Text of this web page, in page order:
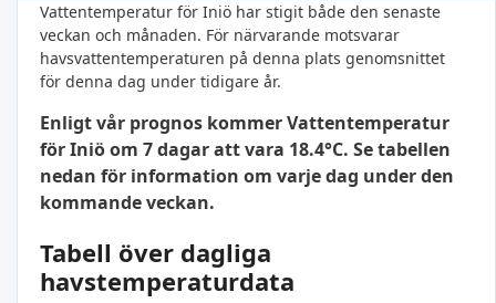
Vattentemperatur för Iniö har stigit både den senaste
veckan och månaden. För närvarande motsvarar
havsvattentemperaturen på denna plats genomsnittet
för denna dag under tidigare år.
Enligt vår prognos kommer Vattentemperatur
för Iniö om 7 dagar att vara 18.4°C. Se tabellen
nedan för information om varje dag under den
kommande veckan.
Tabell över dagliga
havstemperaturdata